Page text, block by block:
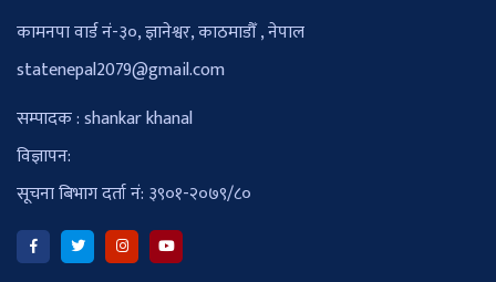
कामनपा वार्ड नं-३०, ज्ञानेश्वर, काठमाडौँ , नेपाल
statenepal2079@gmail.com
सम्पादक : shankar khanal
विज्ञापन:
सूचना बिभाग दर्ता नं: ३९०१-२०७९/८०